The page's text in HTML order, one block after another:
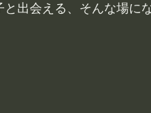
出会える、そんな場に